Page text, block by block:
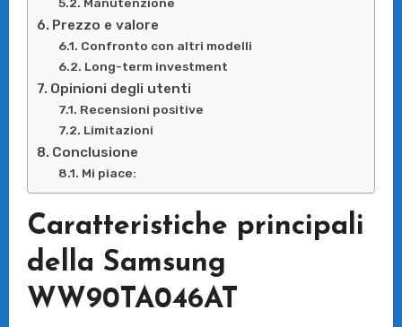
Prezzo e valore
Confronto con altri modelli
Long-term investment
Opinioni degli utenti
Recensioni positive
Limitazioni
Conclusione
Mi piace:
Caratteristiche principali
della Samsung
WW90TA046AT